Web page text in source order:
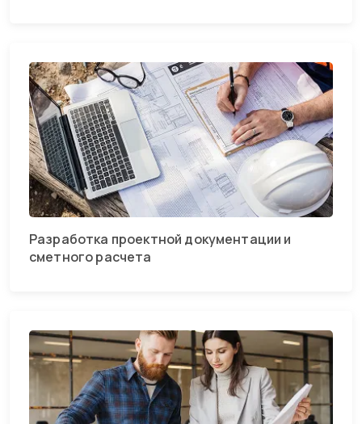
Разработка проектной документации и
сметного расчета